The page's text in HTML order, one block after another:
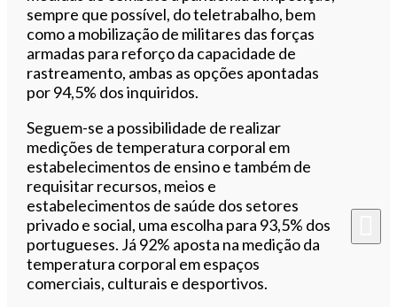
sempre que possível, do teletrabalho, bem
como a mobilização de militares das forças
armadas para reforço da capacidade de
rastreamento, ambas as opções apontadas
por 94,5% dos inquiridos.
Seguem-se a possibilidade de realizar
medições de temperatura corporal em
estabelecimentos de ensino e também de
requisitar recursos, meios e
estabelecimentos de saúde dos setores
privado e social, uma escolha para 93,5% dos
portugueses. Já 92% aposta na medição da
temperatura corporal em espaços
comerciais, culturais e desportivos.